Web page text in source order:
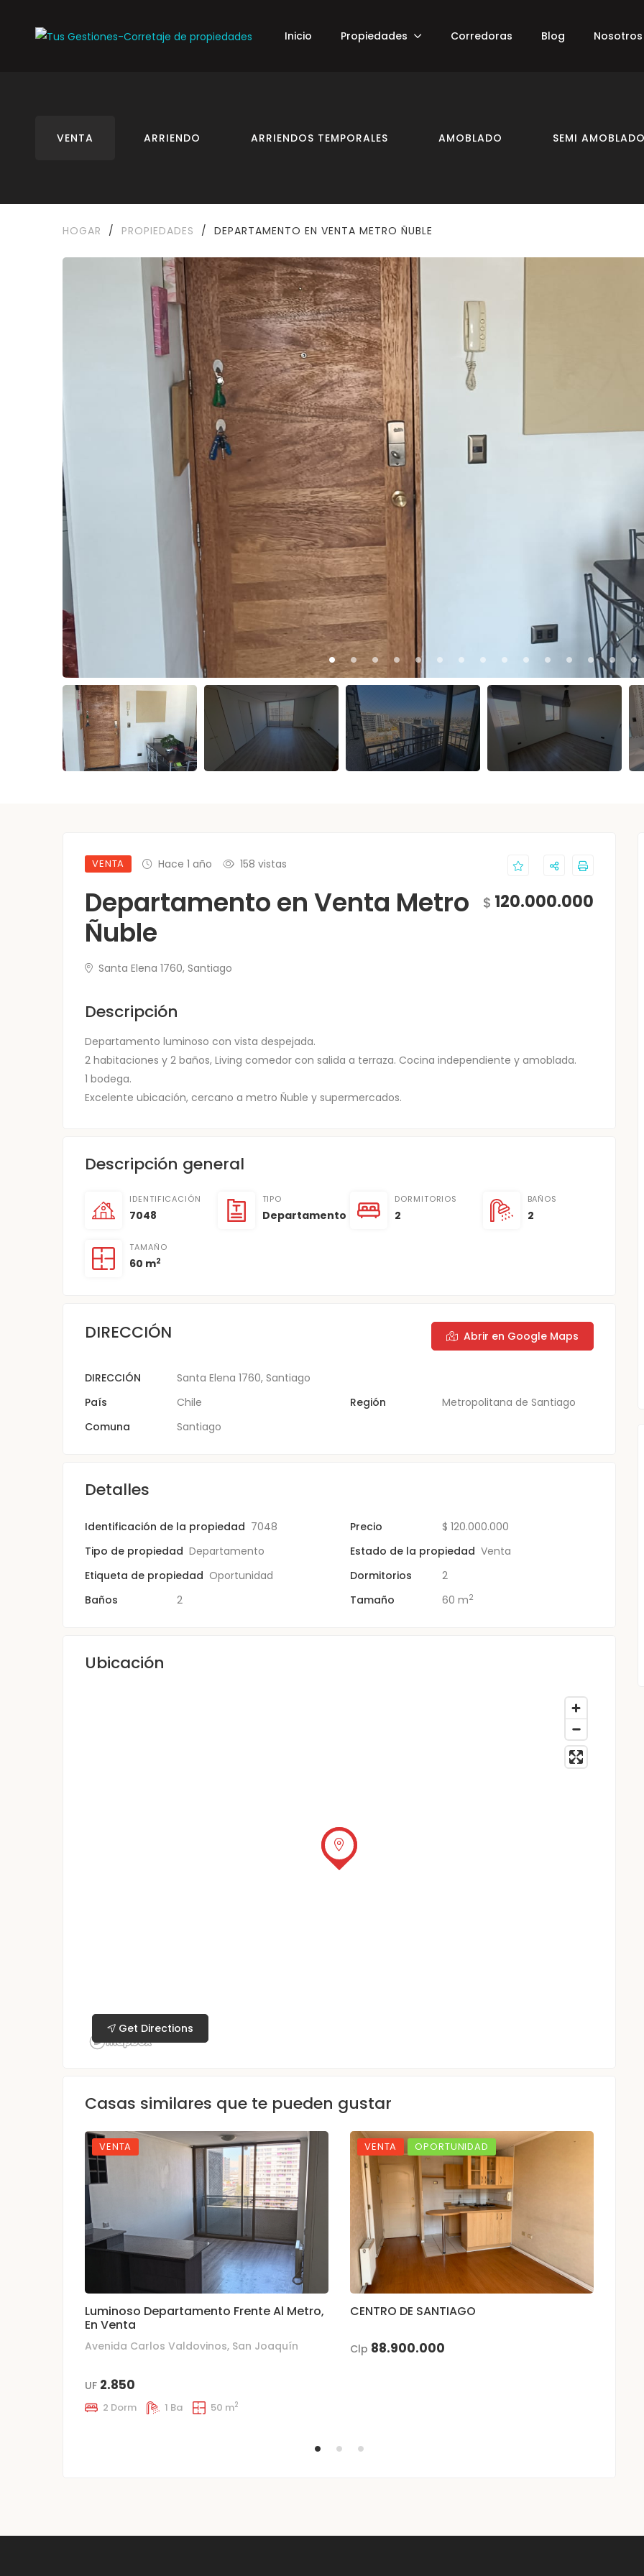
Inicio Propiedades Corredoras Blog Nosotros
VENTA ARRIENDO ARRIENDOS TEMPORALES AMOBLADO SEMI AMOBLADO
HOGAR / PROPIEDADES / DEPARTAMENTO EN VENTA METRO ÑUBLE
VENTA Hace 1 año 158 vistas
Departamento en Venta Metro
Ñuble
Santa Elena 1760, Santiago
$ 120.000.000
Descripción
Departamento luminoso con vista despejada.
2 habitaciones y 2 baños, Living comedor con salida a terraza. Cocina independiente y amoblada.
1 bodega.
Excelente ubicación, cercano a metro Ñuble y supermercados.
Descripción general
IDENTIFICACIÓN
7048
TIPO
Departamento
DORMITORIOS
2
BAÑOS
2
TAMAÑO
60 m2
DIRECCIÓN Abrir en Google Maps
DIRECCIÓN
Santa Elena 1760, Santiago
País
Chile Región
Metropolitana de Santiago
Comuna
Santiago
Detalles
Identificación de la propiedad 7048 Precio $ 120.000.000
Tipo de propiedad Departamento Estado de la propiedad Venta
Etiqueta de propiedad Oportunidad Dormitorios
2
Baños
2 Tamaño 60 m2
Ubicación
Get Directions
Casas similares que te pueden gustar
VENTA
Luminoso Departamento Frente Al Metro,
En Venta
Avenida Carlos Valdovinos, San Joaquín
UF 2.850
2 Dorm 1 Ba 50 m2
VENTA OPORTUNIDAD
CENTRO DE SANTIAGO
Clp 88.900.000